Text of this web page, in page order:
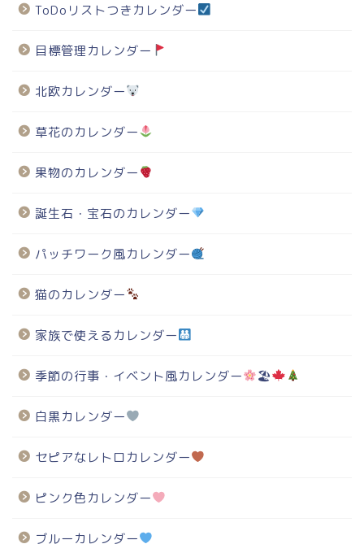
ToDoリストつきカレンダー
目標管理カレンダー
北欧カレンダー
草花のカレンダー
果物のカレンダー
誕生石・宝石のカレンダー
パッチワーク風カレンダー
猫のカレンダー
家族で使えるカレンダー
季節の行事・イベント風カレンダー 🏖
白黒カレンダー
セピアなレトロカレンダー
ピンク色カレンダー
ブルーカレンダー